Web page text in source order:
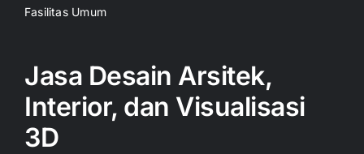
Fasilitas Umum
Jasa Desain Arsitek,
Interior, dan Visualisasi
3D